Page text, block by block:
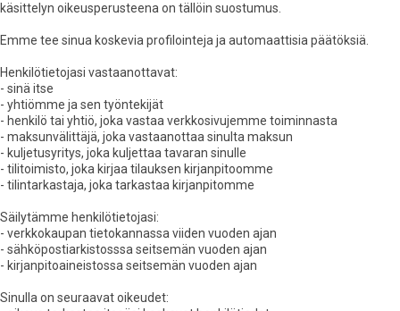
käsittelyn oikeusperusteena on tällöin suostumus.
Emme tee sinua koskevia profilointeja ja automaattisia päätöksiä.
Henkilötietojasi vastaanottavat:
- sinä itse
- yhtiömme ja sen työntekijät
- henkilö tai yhtiö, joka vastaa verkkosivujemme toiminnasta
- maksunvälittäjä, joka vastaanottaa sinulta maksun
- kuljetusyritys, joka kuljettaa tavaran sinulle
- tilitoimisto, joka kirjaa tilauksen kirjanpitoomme
- tilintarkastaja, joka tarkastaa kirjanpitomme
Säilytämme henkilötietojasi:
- verkkokaupan tietokannassa viiden vuoden ajan
- sähköpostiarkistosssa seitsemän vuoden ajan
- kirjanpitoaineistossa seitsemän vuoden ajan
Sinulla on seuraavat oikeudet: